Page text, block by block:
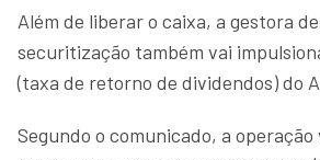
Além de liberar o caixa, a gestora
securitização também vai
(taxa de retorno de dividendos) do
Segundo o comunicado, a operação